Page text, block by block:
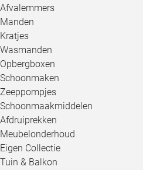
Afvalemmers
Manden
Kratjes
Wasmanden
Opbergboxen
Schoonmaken
Zeeppompjes
Schoonmaakmiddelen
Afdruiprekken
Meubelonderhoud
Eigen Collectie
Tuin & Balkon